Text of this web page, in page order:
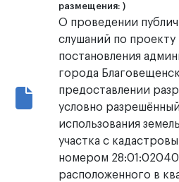
размещения: )
О проведении
слушаний по проекту
постановления
города
предоставлении
условно
использования
участка с
номером
расположенного в